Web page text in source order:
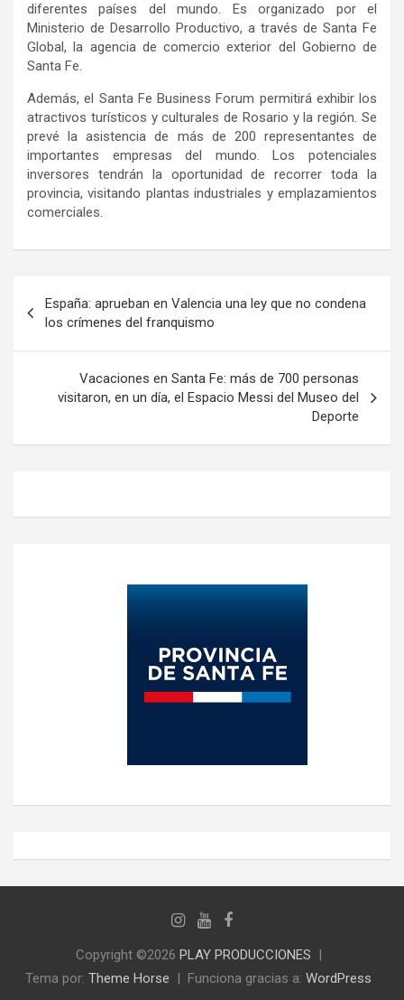
diferentes países del mundo. Es organizado por el
Ministerio de Desarrollo Productivo, a través de Santa Fe
Global, la agencia de comercio exterior del Gobierno de
Santa Fe.
Además, el Santa Fe Business Forum permitirá exhibir los
atractivos turísticos y culturales de Rosario y la región. Se
prevé la asistencia de más de 200 representantes de
importantes empresas del mundo. Los potenciales
inversores tendrán la oportunidad de recorrer toda la
provincia, visitando plantas industriales y emplazamientos
comerciales.
de
entradas
España: aprueban en Valencia una ley que no condena
los crímenes del franquismo
Vacaciones en Santa Fe: más de 700 personas
visitaron, en un día, el Espacio Messi del Museo del
Deporte
Copyright ©2026 PLAY PRODUCCIONES
Tema por: Theme Horse Funciona gracias a: WordPress